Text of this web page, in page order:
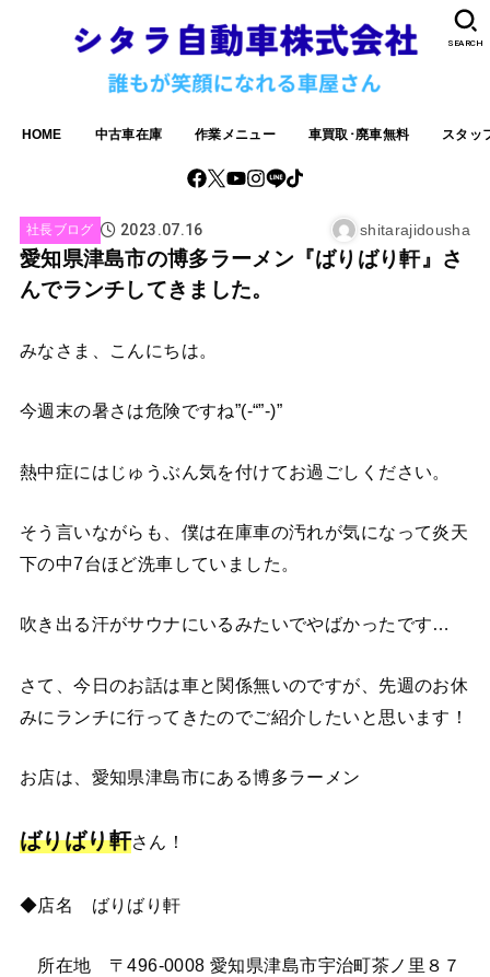
HOME 中古車在庫 作業メニュー 車買取･廃車無料 スタッ
SEARCH
社長ブログ 2023.07.16 shitarajidousha
愛知県津島市の博多ラーメン『ばりばり軒』さ
んでランチしてきました。
みなさま、こんにちは。
今週末の暑さは危険ですね”(-“”-)”
熱中症にはじゅうぶん気を付けてお過ごしください。
そう言いながらも、僕は在庫車の汚れが気になって炎天
下の中7台ほど洗車していました。
吹き出る汗がサウナにいるみたいでやばかったです…
さて、今日のお話は車と関係無いのですが、先週のお休
みにランチに行ってきたのでご紹介したいと思います！
お店は、愛知県津島市にある博多ラーメン
ばりばり軒さん！
◆店名 ばりばり軒
所在地 〒496-0008 愛知県津島市宇治町茶ノ里８７